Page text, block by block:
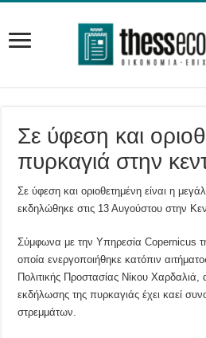
Σε ύφεση και
πυρκαγιά στην
Σε ύφεση και οριοθετημένη είναι η
εκδηλώθηκε στις 13 Αυγούστου στην
Σύμφωνα με την Υπηρεσία Copernicus
οποία ενεργοποιήθηκε κατόπιν
Πολιτικής Προστασίας Νίκου
εκδήλωσης της πυρκαγιάς έχει καεί
στρεμμάτων.